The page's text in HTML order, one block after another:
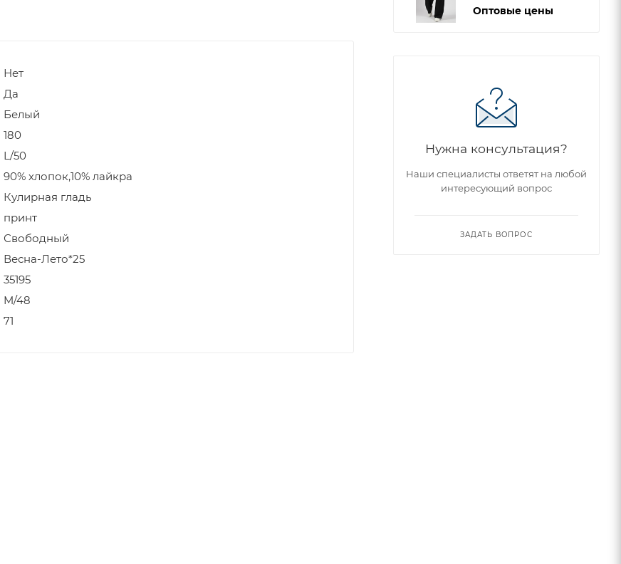
Нет
Да
Белый
180
L/50
90% хлопок,10% лайкра
Кулирная гладь
принт
Свободный
Весна-Лето*25
35195
M/48
71
Оптовые цены
Нужна консультация?
Наши специалисты ответят на любой
интересующий вопрос
ЗАДАТЬ ВОПРОС